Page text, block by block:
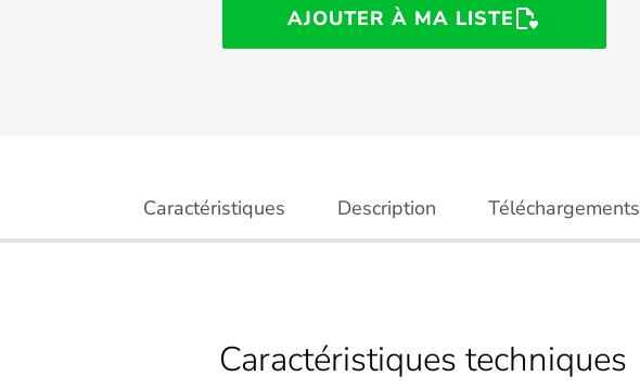
AJOUTER À MA LISTE
Caractéristiques Description Téléchargements
Caractéristiques techniques